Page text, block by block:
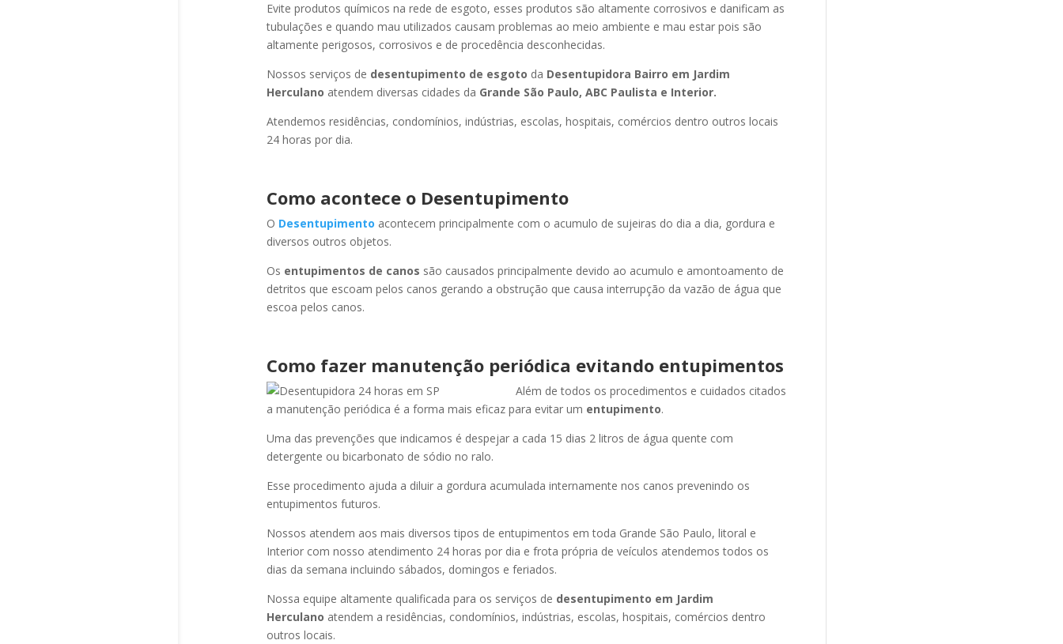
Evite produtos químicos na rede de esgoto, esses produtos são altamente corrosivos e danificam as
tubulações e quando mau utilizados causam problemas ao meio ambiente e mau estar pois são
altamente perigosos, corrosivos e de procedência desconhecidas.
Nossos serviços de desentupimento de esgoto da Desentupidora Bairro em Jardim
Herculano atendem diversas cidades da Grande São Paulo, ABC Paulista e Interior.
Atendemos residências, condomínios, indústrias, escolas, hospitais, comércios dentro outros locais
24 horas por dia.
Como acontece o Desentupimento
O Desentupimento acontecem principalmente com o acumulo de sujeiras do dia a dia, gordura e
diversos outros objetos.
Os entupimentos de canos são causados principalmente devido ao acumulo e amontoamento de
detritos que escoam pelos canos gerando a obstrução que causa interrupção da vazão de água que
escoa pelos canos.
Como fazer manutenção periódica evitando entupimentos
Além de todos os procedimentos e cuidados citados
a manutenção periódica é a forma mais eficaz para evitar um entupimento.
Uma das prevenções que indicamos é despejar a cada 15 dias 2 litros de água quente com
detergente ou bicarbonato de sódio no ralo.
Esse procedimento ajuda a diluir a gordura acumulada internamente nos canos prevenindo os
entupimentos futuros.
Nossos atendem aos mais diversos tipos de entupimentos em toda Grande São Paulo, litoral e
Interior com nosso atendimento 24 horas por dia e frota própria de veículos atendemos todos os
dias da semana incluindo sábados, domingos e feriados.
Nossa equipe altamente qualificada para os serviços de desentupimento em Jardim
Herculano atendem a residências, condomínios, indústrias, escolas, hospitais, comércios dentro
outros locais.